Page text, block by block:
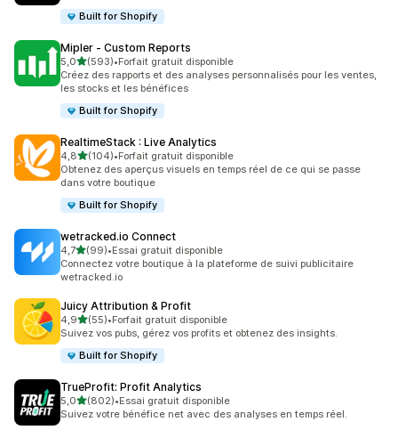
Built for Shopify
Mipler ‑ Custom Reports
5,0étoile(s) sur 5
(593)
593 avis au total
•Forfait gratuit disponible
Créez des rapports et des analyses personnalisés pour les ventes,
les stocks et les bénéfices
Built for Shopify
RealtimeStack : Live Analytics
4,8étoile(s) sur 5
(104)
104 avis au total
•Forfait gratuit disponible
Obtenez des aperçus visuels en temps réel de ce qui se passe
dans votre boutique
Built for Shopify
wetracked.io Connect
4,7étoile(s) sur 5
(99)
99 avis au total
•Essai gratuit disponible
Connectez votre boutique à la plateforme de suivi publicitaire
wetracked.io
Juicy Attribution & Profit
4,9étoile(s) sur 5
(55)
55 avis au total
•Forfait gratuit disponible
Suivez vos pubs, gérez vos profits et obtenez des insights.
Built for Shopify
TrueProfit: Profit Analytics
5,0étoile(s) sur 5
(802)
802 avis au total
•Essai gratuit disponible
Suivez votre bénéfice net avec des analyses en temps réel.